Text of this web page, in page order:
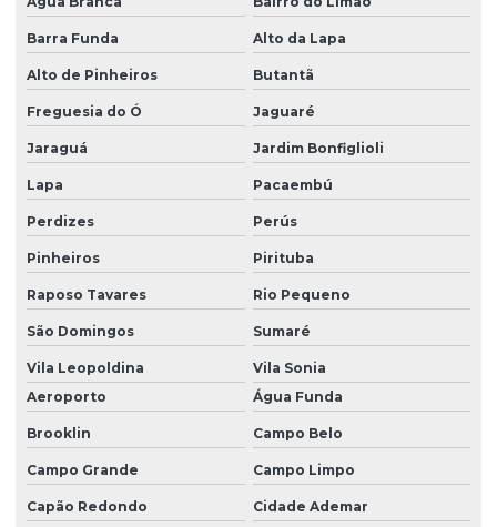
Barra Funda Alto da Lapa
Alto de Pinheiros Butantã
Freguesia do Ó Jaguaré
Jaraguá Jardim Bonfiglioli
Lapa Pacaembú
Perdizes Perús
Pinheiros Pirituba
Raposo Tavares Rio Pequeno
São Domingos Sumaré
Vila Leopoldina
Vila Sonia
Aeroporto
Água Funda
Brooklin Campo Belo
Campo Grande Campo Limpo
Capão Redondo Cidade Ademar